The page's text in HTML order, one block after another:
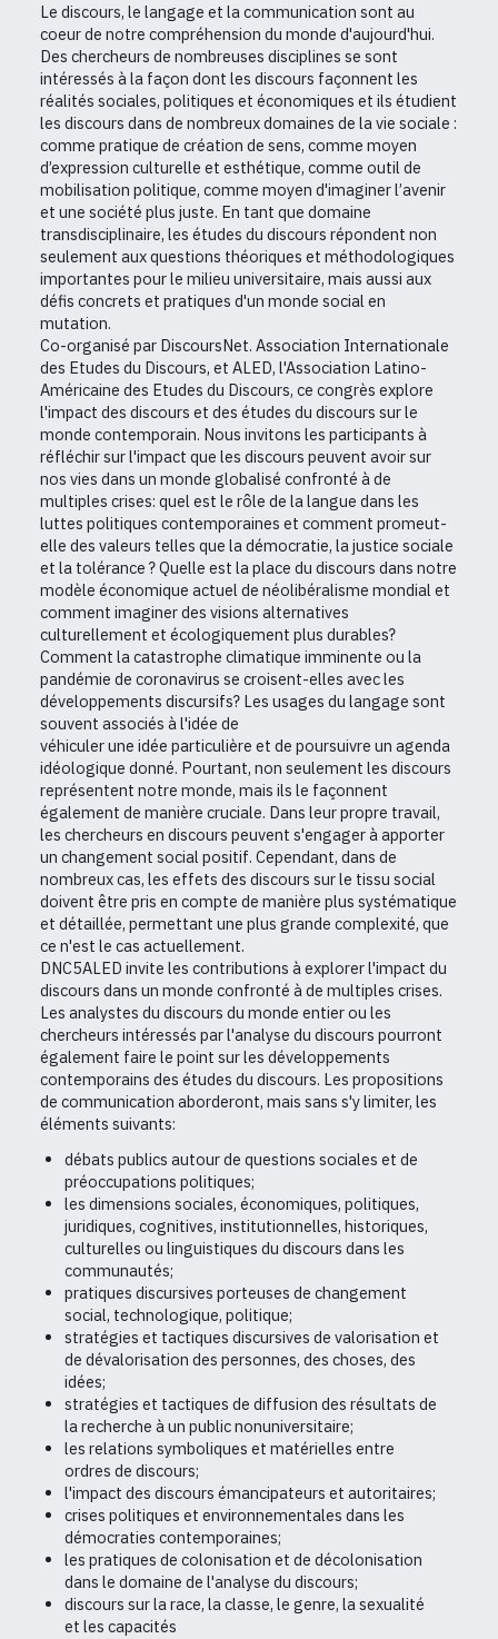
Le discours, le langage et la communication sont au
coeur de notre compréhension du monde d'aujourd'hui.
Des chercheurs de nombreuses disciplines se sont
intéressés à la façon dont les discours façonnent les
réalités sociales, politiques et économiques et ils étudient
les discours dans de nombreux domaines de la vie sociale :
comme pratique de création de sens, comme moyen
d’expression culturelle et esthétique, comme outil de
mobilisation politique, comme moyen d'imaginer l’avenir
et une société plus juste. En tant que domaine
transdisciplinaire, les études du discours répondent non
seulement aux questions théoriques et méthodologiques
importantes pour le milieu universitaire, mais aussi aux
défis concrets et pratiques d'un monde social en
mutation.
Co-organisé par DiscoursNet. Association Internationale
des Etudes du Discours, et ALED, l'Association Latino-
Américaine des Etudes du Discours, ce congrès explore
l'impact des discours et des études du discours sur le
monde contemporain. Nous invitons les participants à
réfléchir sur l'impact que les discours peuvent avoir sur
nos vies dans un monde globalisé confronté à de
multiples crises: quel est le rôle de la langue dans les
luttes politiques contemporaines et comment promeut-
elle des valeurs telles que la démocratie, la justice sociale
et la tolérance ? Quelle est la place du discours dans notre
modèle économique actuel de néolibéralisme mondial et
comment imaginer des visions alternatives
culturellement et écologiquement plus durables?
Comment la catastrophe climatique imminente ou la
pandémie de coronavirus se croisent-elles avec les
développements discursifs? Les usages du langage sont
souvent associés à l'idée de
véhiculer une idée particulière et de poursuivre un agenda
idéologique donné. Pourtant, non seulement les discours
représentent notre monde, mais ils le façonnent
également de manière cruciale. Dans leur propre travail,
les chercheurs en discours peuvent s'engager à apporter
un changement social positif. Cependant, dans de
nombreux cas, les effets des discours sur le tissu social
doivent être pris en compte de manière plus systématique
et détaillée, permettant une plus grande complexité, que
ce n'est le cas actuellement.
DNC5ALED invite les contributions à explorer l'impact du
discours dans un monde confronté à de multiples crises.
Les analystes du discours du monde entier ou les
chercheurs intéressés par l'analyse du discours pourront
également faire le point sur les développements
contemporains des études du discours. Les propositions
de communication aborderont, mais sans s'y limiter, les
éléments suivants:
débats publics autour de questions sociales et de
préoccupations politiques;
les dimensions sociales, économiques, politiques,
juridiques, cognitives, institutionnelles, historiques,
culturelles ou linguistiques du discours dans les
communautés;
pratiques discursives porteuses de changement
social, technologique, politique;
stratégies et tactiques discursives de valorisation et
de dévalorisation des personnes, des choses, des
idées;
stratégies et tactiques de diffusion des résultats de
la recherche à un public nonuniversitaire;
les relations symboliques et matérielles entre
ordres de discours;
l'impact des discours émancipateurs et autoritaires;
crises politiques et environnementales dans les
démocraties contemporaines;
les pratiques de colonisation et de décolonisation
dans le domaine de l'analyse du discours;
discours sur la race, la classe, le genre, la sexualité
et les capacités